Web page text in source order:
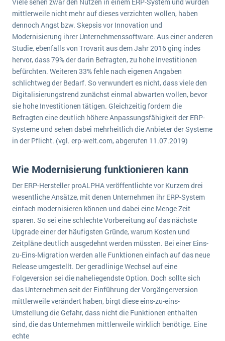
Lebensmittelindustrie
Logistik
Produktion
Immobilien
Services
Textil und Mode
Vermietung
Versorgung
Ein WMS implementieren: Das sind die 6
wichtigsten Punkte, die es zu beachten gilt
Service Level Agreements (SLA) und ERP: Was muss man wissen?
ERP-Software für Abfallentsorger
Digitale Arbeitsaufträge in Ihrem ERP- oder FSM-System: clever und effizient
MEHR ÜBER ERP-SOFTWARE
SAP übernimmt Reltio für eine bessere
Datenintegration
Die „SaaSpocalypse“: Was ist das und was bedeutet es für die Zukunft von Unternehmenssoftware?
SAP investiert mit zwei strategischen Übernahmen in Enterprise-KI
ERP-Trends in der Produktion
NACHRICHTENARCHIV
mittlerweile nicht mehr auf dieses verzichten wollen, haben
dennoch Angst bzw. Skepsis vor Innovation und
Modernisierung ihrer Unternehmenssoftware. Aus einer anderen
Studie, ebenfalls von Trovarit aus dem Jahr 2016 ging indes
hervor, dass 79% der darin Befragten, zu hohe Investitionen
befürchten. Weiteren 33% fehle nach eigenen Angaben
schlichtweg der Bedarf. So verwundert es nicht, dass viele den
Digitalisierungstrend zunächst einmal abwarten wollen, bevor
sie hohe Investitionen tätigen. Gleichzeitig fordern die
Befragten eine deutlich höhere Anpassungsfähigkeit der ERP-
Systeme und sehen dabei mehrheitlich die Anbieter der Systeme
in der Pflicht. (vgl. erp-welt.com, abgerufen 11.07.2019)
Wie Modernisierung funktionieren kann
Der ERP-Hersteller proALPHA veröffentlichte vor Kurzem drei
wesentliche Ansätze, mit denen Unternehmen ihr ERP-System
einfach modernisieren können und dabei eine Menge Zeit
sparen. So sei eine schlechte Vorbereitung auf das nächste
Upgrade einer der häufigsten Gründe, warum Kosten und
Zeitpläne deutlich ausgedehnt werden müssten. Bei einer Eins-
zu-Eins-Migration werden alle Funktionen einfach auf das neue
Release umgestellt. Der geradlinige Wechsel auf eine
Folgeversion sei die naheliegendste Option. Doch sollte sich
das Unternehmen seit der Einführung der Vorgängerversion
mittlerweile verändert haben, birgt diese eins-zu-eins-
Umstellung die Gefahr, dass nicht die Funktionen enthalten
sind, die das Unternehmen mittlerweile wirklich benötige. Eine
echte